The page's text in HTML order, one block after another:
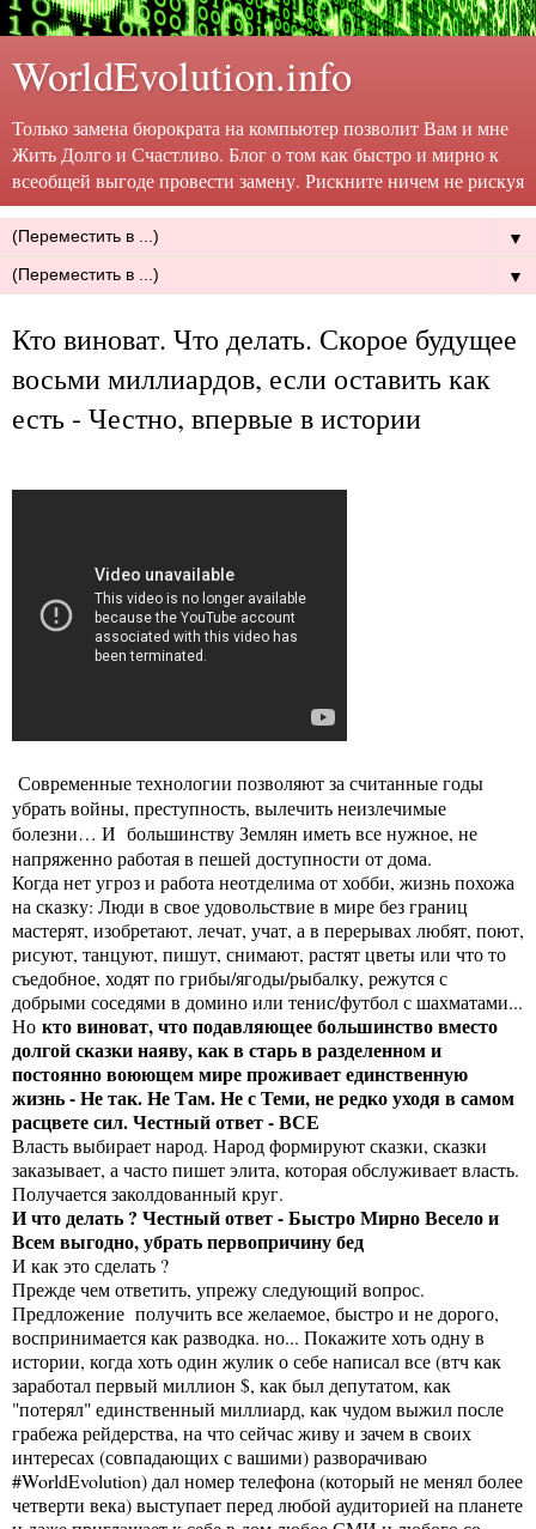
WorldEvolution.info
Только замена бюрократа на компьютер позволит Вам и мне
Жить Долго и Счастливо. Блог о том как быстро и мирно к
всеобщей выгоде провести замену. Рискните ничем не рискуя
▼
▼
Кто виноват. Что делать. Скорое будущее
восьми миллиардов, если оставить как
есть - Честно, впервые в истории
Современные технологии позволяют за считанные годы
убрать войны, преступность, вылечить неизлечимые
болезни… И большинству Землян иметь все нужное, не
напряженно работая в пешей доступности от дома.
Когда нет угроз и работа неотделима от хобби, жизнь похожа
на сказку: Люди в свое удовольствие в мире без границ
мастерят, изобретают, лечат, учат, а в перерывах любят, поют,
рисуют, танцуют, пишут, снимают, растят цветы или что то
съедобное, ходят по грибы/ягоды/рыбалку, режутся с
добрыми соседями в домино или тенис/футбол с шахматами...
Но кто виноват, что подавляющее большинство вместо
долгой сказки наяву, как в старь в разделенном и
постоянно воюющем мире проживает единственную
жизнь - Не так. Не Там. Не с Теми, не редко уходя в самом
расцвете сил. Честный ответ - ВСЕ
Власть выбирает народ. Народ формируют сказки, сказки
заказывает, а часто пишет элита, которая обслуживает власть.
Получается заколдованный круг.
И что делать ? Честный ответ - Быстро Мирно Весело и
Всем выгодно, убрать первопричину бед
И как это сделать ?
Прежде чем ответить, упрежу следующий вопрос.
Предложение получить все желаемое, быстро и не дорого,
воспринимается как разводка. но... Покажите хоть одну в
истории, когда хоть один жулик о себе написал все (втч как
заработал первый миллион $, как был депутатом, как
"потерял" единственный миллиард, как чудом выжил после
грабежа рейдерства, на что сейчас живу и зачем в своих
интересах (совпадающих с вашими) разворачиваю
#WorldEvolution) дал номер телефона (который не менял более
четверти века) выступает перед любой аудиторией на планете